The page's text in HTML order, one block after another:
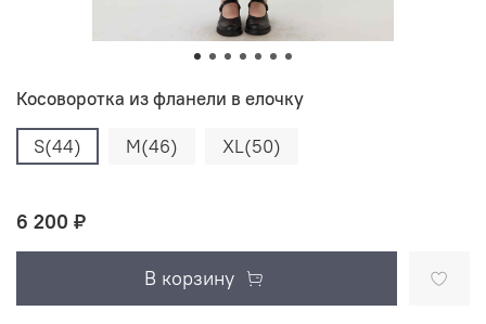
Косоворотка из фланели в елочку
S(44)
M(46) XL(50)
6 200 ₽
В корзину